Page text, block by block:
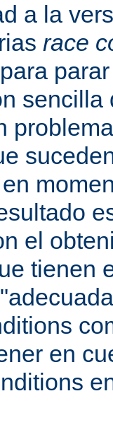
a la
race
sencilla
el
tienen
en